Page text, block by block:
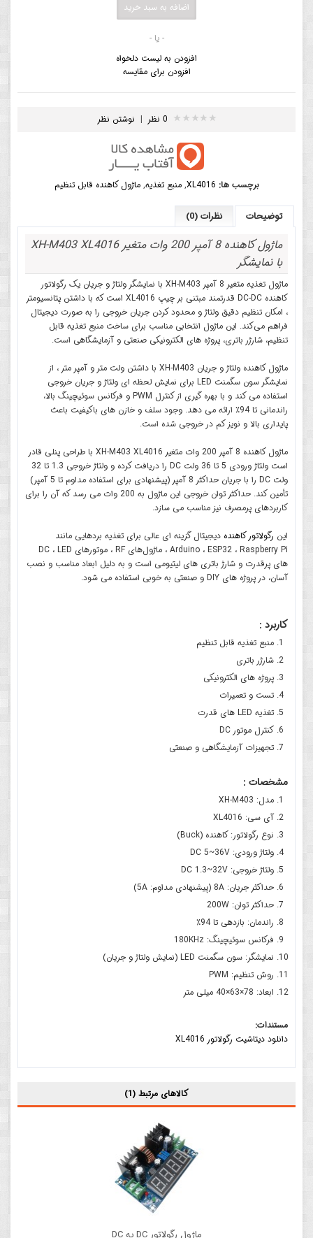
- یا -
افزودن به لیست دلخواه
افزودن برای مقایسه
0 نظر | نوشتن نظر
برچسب ها: XL4016
,منبع تغذیه,ماژول کاهنده قابل تنظیم
توضیحات نظرات (0)
ماژول کاهنده 8 آمپر 200 وات متغیر XH-M403 XL4016
با نمایشگر
ماژول تغذیه متغیر 8 آمپر XH-M403 با نمایشگر ولتاژ و جریان یک رگولاتور
کاهنده DC-DC قدرتمند مبتنی بر چیپ XL4016 است که با داشتن پتانسیومتر
، امکان تنظیم دقیق ولتاژ و محدود کردن جریان خروجی را به صورت دیجیتال
فراهم می‌کند. این ماژول انتخابی مناسب برای ساخت منبع تغذیه قابل
تنظیم، شارژر باتری، پروژه های الکترونیکی صنعتی و آزمایشگاهی است.
ماژول کاهنده ولتاژ و جریان XH-M403 با داشتن ولت متر و آمپر متر ، از
نمایشگر سون سگمنت LED برای نمایش لحظه ای ولتاژ و جریان خروجی
استفاده می کند و با بهره گیری از کنترل PWM و فرکانس سوئیچینگ بالا،
راندمانی تا 94٪ ارائه می دهد. وجود سلف و خازن های باکیفیت باعث
پایداری بالا و نویز کم در خروجی شده است.
ماژول کاهنده 8 آمپر 200 وات متغیر XH-M403 XL4016 با طراحی پنلی قادر
است ولتاژ ورودی 5 تا 36 ولت DC را دریافت کرده و ولتاژ خروجی 1.3 تا 32
ولت DC را با جریان حداکثر 8 آمپر (پیشنهادی برای استفاده مداوم تا 5 آمپر)
تأمین کند. حداکثر توان خروجی این ماژول به 200 وات می رسد که آن را برای
کاربردهای پرمصرف نیز مناسب می سازد.
این رگولاتور کاهنده دیجیتال گزینه ای عالی برای تغذیه بردهایی مانند
Arduino ، ESP32 ، Raspberry Pi ، ماژول‌های RF ، موتورهای DC ، LED
های پرقدرت و شارژ باتری های لیتیومی است و به دلیل ابعاد مناسب و نصب
آسان، در پروژه های DIY و صنعتی به خوبی استفاده می شود.
کاربرد :
منبع تغذیه قابل تنظیم
شارژر باتری
پروژه های الکترونیکی
تست و تعمیرات
تغذیه LED های قدرت
کنترل موتور DC
تجهیزات آزمایشگاهی و صنعتی
مشخصات :
مدل: XH-M403
آی سی: XL4016
نوع رگولاتور: کاهنده (Buck)
ولتاژ ورودی: DC 5~36V
ولتاژ خروجی: DC 1.3~32V
حداکثر جریان: 8A (پیشنهادی مداوم: 5A)
حداکثر توان: 200W
راندمان: بازدهی تا 94٪
فرکانس سوئیچینگ: 180KHz
نمایشگر: سون سگمنت LED (نمایش ولتاژ و جریان)
روش تنظیم: PWM
ابعاد: 78×63×40 میلی متر
مستندات:
دانلود دیتاشیت رگولاتور XL4016
کالاهای مرتبط (1)
ماژول رگولاتور DC به DC